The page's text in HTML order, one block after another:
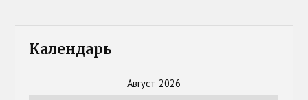
Календарь
Август 2026